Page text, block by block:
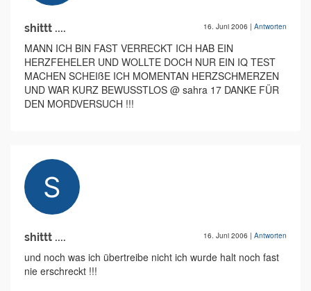
shittt .... 16. Juni 2006 | Antworten
MANN ICH BIN FAST VERRECKT ICH HAB EIN
HERZFEHELER UND WOLLTE DOCH NUR EIN IQ TEST
MACHEN SCHEIßE ICH MOMENTAN HERZSCHMERZEN
UND WAR KURZ BEWUSSTLOS @ sahra 17 DANKE FÜR
DEN MORDVERSUCH !!!
shittt .... 16. Juni 2006 | Antworten
und noch was ich übertreibe nicht ich wurde halt noch fast
nie erschreckt !!!